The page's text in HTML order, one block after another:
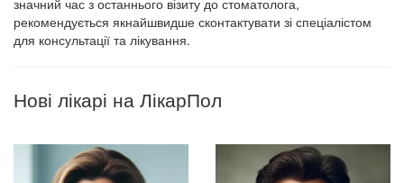
рекомендується якнайшвидше сконтактувати зі спеціалістом
для консультації та лікування.
Нові лікарі на ЛікарПол